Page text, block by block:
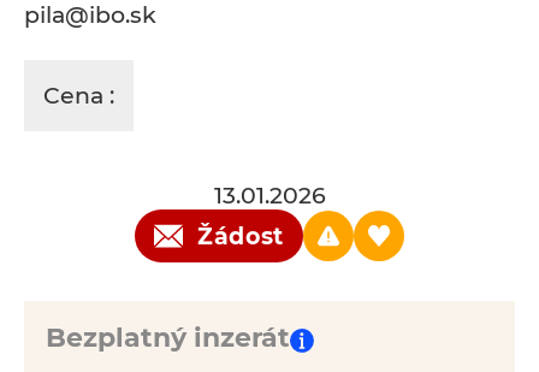
pila@ibo.sk
Cena :
13.01.2026
Žádost
Bezplatný inzerát